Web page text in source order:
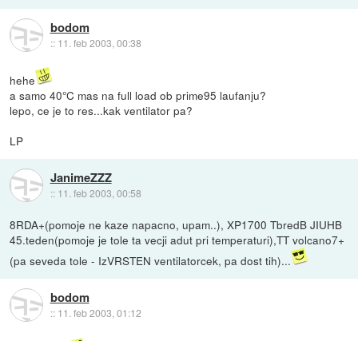
bodom
:: 11. feb 2003, 00:38
hehe
a samo 40°C mas na full load ob prime95 laufanju?
lepo, ce je to res...kak ventilator pa?
LP
JanimeZZZ
:: 11. feb 2003, 00:58
8RDA+(pomoje ne kaze napacno, upam..), XP1700 TbredB JIUHB
45.teden(pomoje je tole ta vecji adut pri temperaturi),TT volcano7+
(pa seveda tole - IzVRSTEN ventilatorcek, pa dost tih)...
bodom
:: 11. feb 2003, 01:12